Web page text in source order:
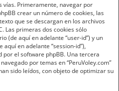
vías. Primeramente, navegar por
crear un número de cookies, las
que se descargan en los archivos
Las primeras dos cookies sólo
(de aquí en adelante “user-id”) y un
en adelante “session-id”),
el software phpBB. Una tercera
por temas en “PeruVoley.com”
sido leídos, con objeto de optimizar su